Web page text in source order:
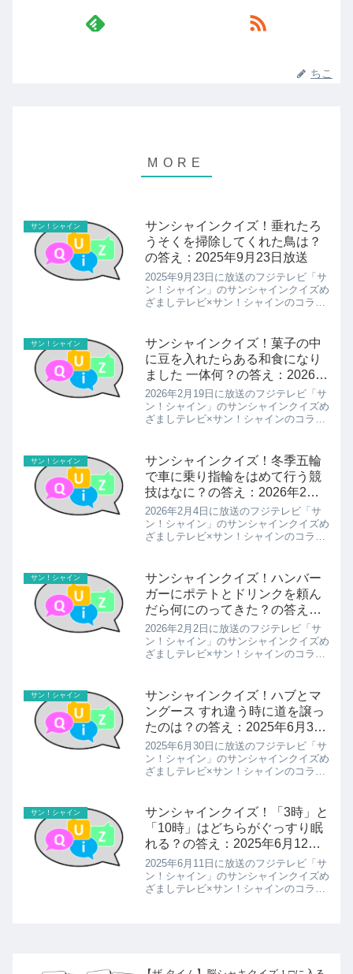
ちこ
サン！シャイン
サンシャインクイズ！垂れたろ
うそくを掃除してくれた鳥は？
の答え：2025年9月23日放送
2025年9月23日に放送のフジテレビ「サ
ン！シャイン」のサンシャインクイズめ
ざましテレビ×サン！シャインのコラボ
は？の答えの紹介です！
サン！シャイン
サンシャインクイズ！菓子の中
に豆を入れたらある和食になり
ました 一体何？の答え：2026年
2月19日放送
2026年2月19日に放送のフジテレビ「サ
ン！シャイン」のサンシャインクイズめ
ざましテレビ×サン！シャインのコラボ
なりました 一体何？の答えの紹介で
す！
サン！シャイン
サンシャインクイズ！冬季五輪
で車に乗り指輪をはめて行う競
技はなに？の答え：2026年2月4
日放送
2026年2月4日に放送のフジテレビ「サ
ン！シャイン」のサンシャインクイズめ
ざましテレビ×サン！シャインのコラボ
う競技はなに？の答えの紹介です！
サン！シャイン
サンシャインクイズ！ハンバー
ガーにポテトとドリンクを頼ん
だら何にのってきた？の答え：
2026年2月2日放送
2026年2月2日に放送のフジテレビ「サ
ン！シャイン」のサンシャインクイズめ
ざましテレビ×サン！シャインのコラボ
頼んだら何にのってきた？の答えの紹介
です！
サン！シャイン
サンシャインクイズ！ハブとマ
ングース すれ違う時に道を譲っ
たのは？の答え：2025年6月30
日放送
2025年6月30日に放送のフジテレビ「サ
ン！シャイン」のサンシャインクイズめ
ざましテレビ×サン！シャインのコラボ
すれ違う時に道を譲ったのは？の答えの
紹介です！
サン！シャイン
サンシャインクイズ！「3時」と
「10時」はどちらがぐっすり眠
れる？の答え：2025年6月12日
放送
2025年6月11日に放送のフジテレビ「サ
ン！シャイン」のサンシャインクイズめ
ざましテレビ×サン！シャインのコラボ